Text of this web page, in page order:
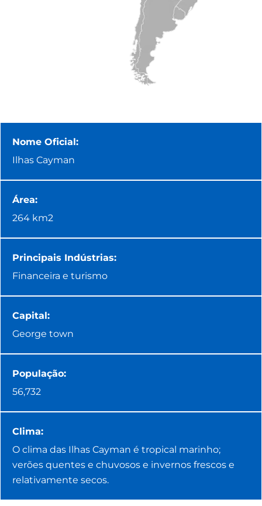
Nome Oficial:
Ilhas Cayman
Área:
264 km2
Principais Indústrias:
Financeira e turismo
Capital:
George town
População:
56,732
Clima:
O clima das Ilhas Cayman é tropical marinho;
verões quentes e chuvosos e invernos frescos e
relativamente secos.